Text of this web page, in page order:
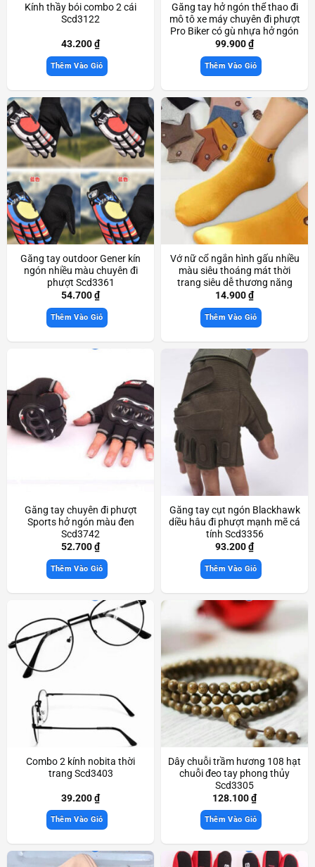
Kính thầy bói combo 2 cái
Scd3122
43.200₫
Thêm Vào Giỏ
Găng tay hở ngón thể thao đi
mô tô xe máy chuyên đi phượt
Pro Biker có gù nhựa hở ngón
Scd3525
99.900₫
Thêm Vào Giỏ
Găng tay outdoor Gener kín
ngón nhiều màu chuyên đi
phượt Scd3361
54.700₫
Thêm Vào Giỏ
Vớ nữ cổ ngắn hình gấu nhiều
màu siêu thoáng mát thời
trang siêu dễ thương năng
động Scd3765
14.900₫
Thêm Vào Giỏ
Găng tay chuyên đi phượt
Sports hở ngón màu đen
Scd3742
52.700₫
Thêm Vào Giỏ
Găng tay cụt ngón Blackhawk
diều hâu đi phượt mạnh mẽ cá
tính Scd3356
93.200₫
Thêm Vào Giỏ
Combo 2 kính nobita thời
trang Scd3403
39.200₫
Thêm Vào Giỏ
Dây chuỗi trầm hương 108 hạt
chuỗi đeo tay phong thủy
Scd3305
128.100₫
Thêm Vào Giỏ